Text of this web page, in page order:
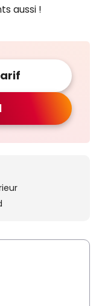
aussi !